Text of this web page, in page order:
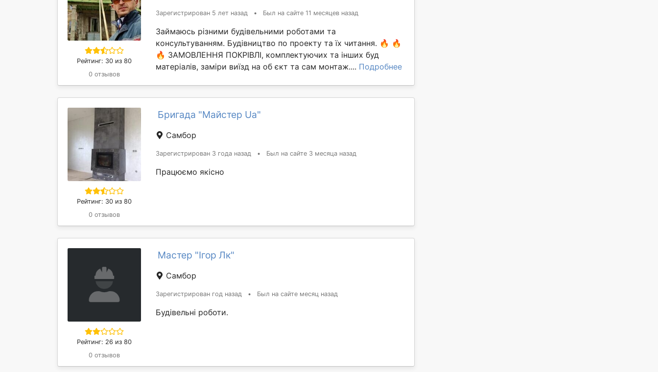
Рейтинг: 30 из 80
0 отзывов
Зарегистрирован 5 лет назад • Был на сайте 11 месяцев назад
Займаюсь різними будівельними роботами та
консультуванням. Будівництво по проекту та їх читання. 🔥 🔥
🔥 ЗАМОВЛЕННЯ ПОКРІВЛІ, комплектуючих та інших буд
матеріалів, заміри виїзд на об єкт та сам монтаж.... Подробнее
Рейтинг: 30 из 80
0 отзывов
Бригада "Майстер Ua"
Самбор
Зарегистрирован 3 года назад • Был на сайте 3 месяца назад
Працюємо якісно
Рейтинг: 26 из 80
0 отзывов
Мастер "Ігор Лк"
Самбор
Зарегистрирован год назад • Был на сайте месяц назад
Будівельні роботи.